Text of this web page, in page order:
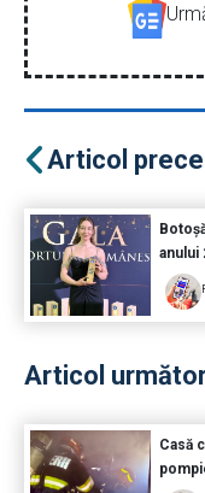
Articol
anului
Articol
Casă